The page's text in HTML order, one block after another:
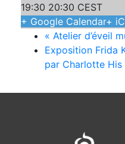
19:30 20:30 CEST
+ Google Calendar+
« Atelier d’éveil
Exposition Frida
par Charlotte His